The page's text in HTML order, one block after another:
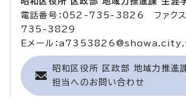
電話番号：052-735-3826 ファクス
735-3829
Eメール：
昭和区役所 区政部 地域力推進
担当へのお問い合わせ